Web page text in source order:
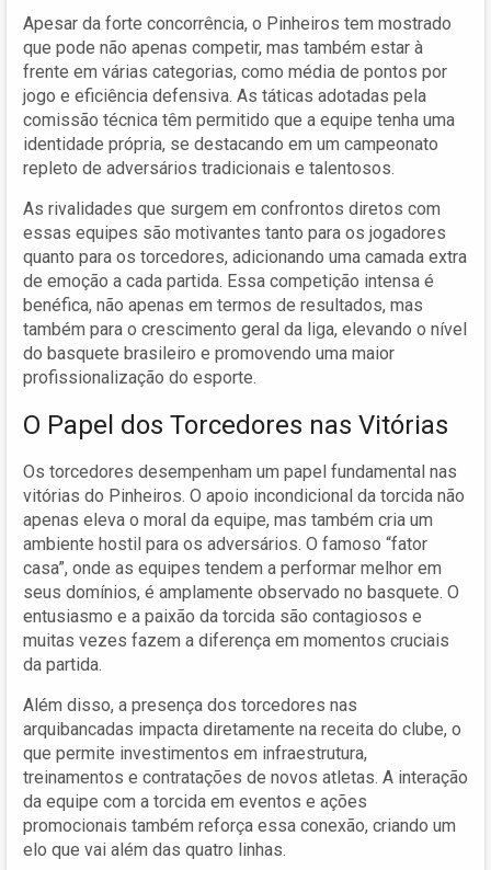
Apesar da forte concorrência, o Pinheiros tem mostrado
que pode não apenas competir, mas também estar à
frente em várias categorias, como média de pontos por
jogo e eficiência defensiva. As táticas adotadas pela
comissão técnica têm permitido que a equipe tenha uma
identidade própria, se destacando em um campeonato
repleto de adversários tradicionais e talentosos.
As rivalidades que surgem em confrontos diretos com
essas equipes são motivantes tanto para os jogadores
quanto para os torcedores, adicionando uma camada extra
de emoção a cada partida. Essa competição intensa é
benéfica, não apenas em termos de resultados, mas
também para o crescimento geral da liga, elevando o nível
do basquete brasileiro e promovendo uma maior
profissionalização do esporte.
O Papel dos Torcedores nas Vitórias
Os torcedores desempenham um papel fundamental nas
vitórias do Pinheiros. O apoio incondicional da torcida não
apenas eleva o moral da equipe, mas também cria um
ambiente hostil para os adversários. O famoso “fator
casa”, onde as equipes tendem a performar melhor em
seus domínios, é amplamente observado no basquete. O
entusiasmo e a paixão da torcida são contagiosos e
muitas vezes fazem a diferença em momentos cruciais
da partida.
Além disso, a presença dos torcedores nas
arquibancadas impacta diretamente na receita do clube, o
que permite investimentos em infraestrutura,
treinamentos e contratações de novos atletas. A interação
da equipe com a torcida em eventos e ações
promocionais também reforça essa conexão, criando um
elo que vai além das quatro linhas.